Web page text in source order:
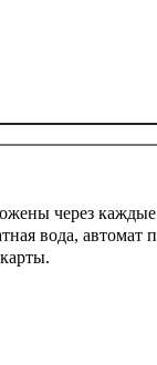
через
вода, автомат